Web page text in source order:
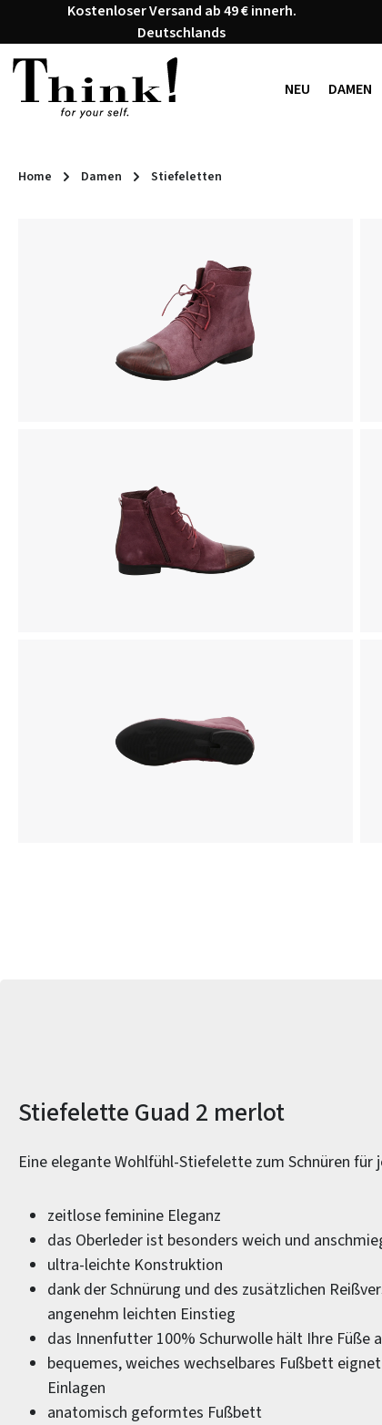
Hauptinhalt springen
Zur Suche springen
Zur Hauptnavigation springen
Kostenloser Versand ab 49 € innerh.
Deutschlands
NEU DAMEN
Home Damen Stiefeletten
Produktinformationen
Stiefelette Guad 2 merlot
Eine elegante Wohlfühl-Stiefelette zum Schnüren für
zeitlose feminine Eleganz
das Oberleder ist besonders weich und
ultra-leichte Konstruktion
dank der Schnürung und des zusätzlichen
angenehm leichten Einstieg
das Innenfutter 100% Schurwolle hält Ihre Füße
bequemes, weiches wechselbares Fußbett
Einlagen
anatomisch geformtes Fußbett